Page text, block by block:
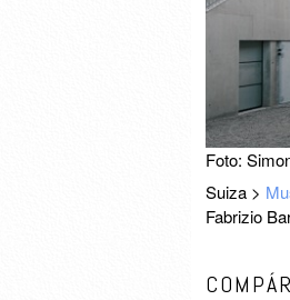
Foto:
Suiza >
Fabrizio